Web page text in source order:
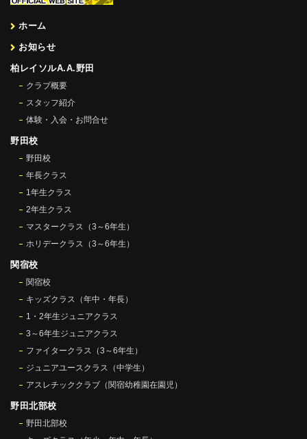
ホーム
お知らせ
柏レイソルA.A.野田
クラブ概要
スタッフ紹介
体験・入会・お問合せ
野田校
野田校
年長クラス
1年生クラス
2年生クラス
マスタークラス（3～6年生）
ホリデークラス（3～6年生）
関宿校
関宿校
キッズクラス（年中・年長）
1・2年生ジュニアクラス
3～6年生ジュニアクラス
ファイタークラス（3～6年生）
ジュニアユースクラス（中学生）
アスレチッククラブ（関宿幼稚園在園児）
野田北部校
野田北部校